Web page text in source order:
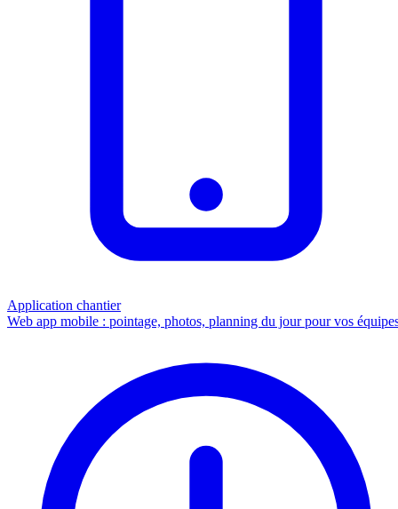
Application chantier
Web app mobile : pointage, photos, planning du jour pour vos